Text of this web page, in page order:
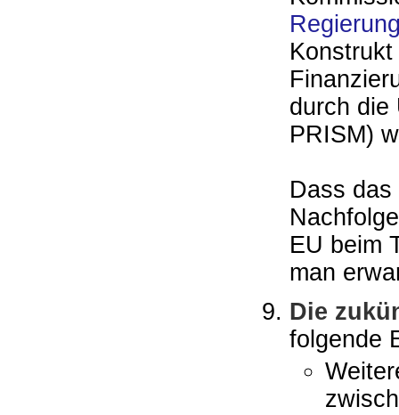
durch die
PRISM)
Dass
EU beim
man
Die
folgende